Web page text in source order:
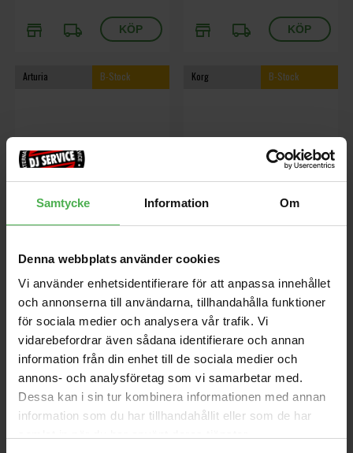
Samtycke Information Om
Denna webbplats använder cookies
Vi använder enhetsidentifierare för att anpassa innehållet
och annonserna till användarna, tillhandahålla funktioner
för sociala medier och analysera vår trafik. Vi
vidarebefordrar även sådana identifierare och annan
information från din enhet till de sociala medier och
annons- och analysföretag som vi samarbetar med.
Dessa kan i sin tur kombinera informationen med annan
information som du har tillhandahållit eller som de har
store local_shipping store local_shipping
Arturia B-Stock
MiniFreak Hybrid
Synthesizer [B-STOCK]
[B-STOCK] Kundretur som är i
nyskick. Endast uppackad och
testad. Full garanti.
skadad
5399 kr
6795 kr
store local_shipping
Korg B-Stock
Minilogue-xd [B-STOCK]
nyskick. Endast uppackad och
testad. Full garanti.
Orginalkartong.
5799 kr
7295 kr
store local_shipping